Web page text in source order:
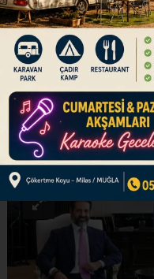
Diplomatik
Bakan Fidan, IKBY
Talabani ile